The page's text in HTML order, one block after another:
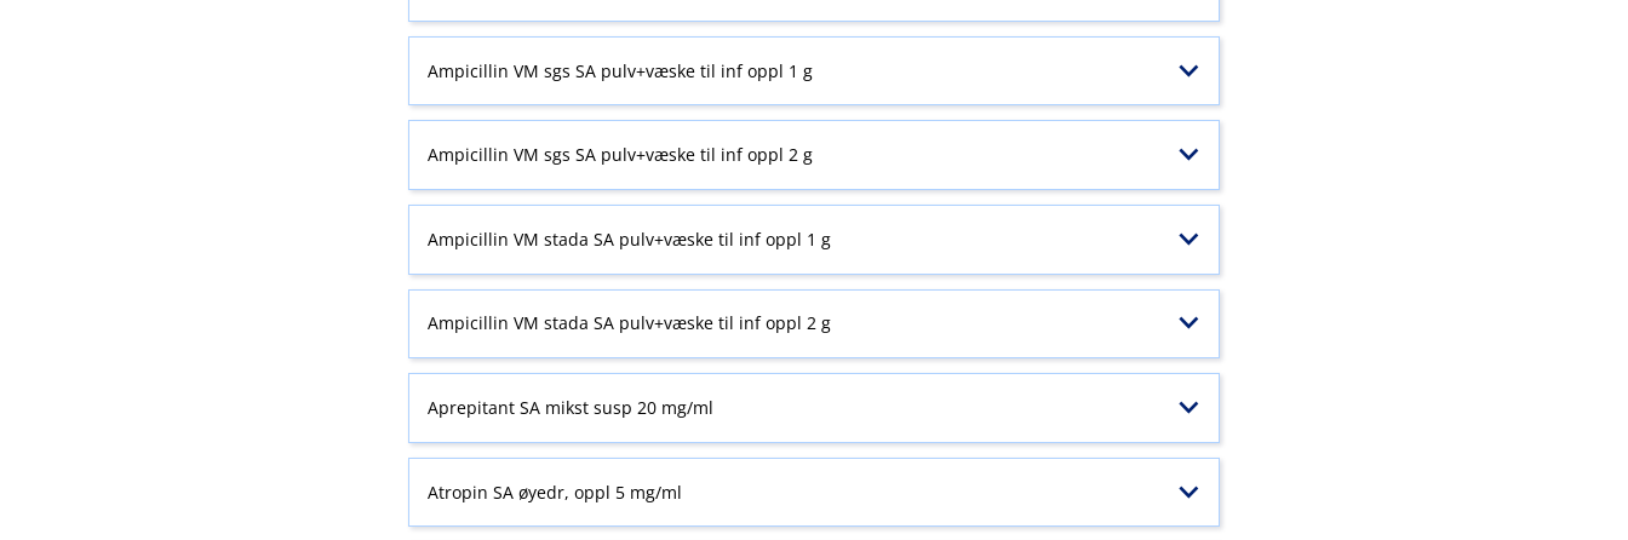
Ampicillin VM sgs SA pulv+væske til inf oppl 1 g
Ampicillin VM sgs SA pulv+væske til inf oppl 2 g
Ampicillin VM stada SA pulv+væske til inf oppl 1 g
Ampicillin VM stada SA pulv+væske til inf oppl 2 g
Aprepitant SA mikst susp 20 mg/ml
Atropin SA øyedr, oppl 5 mg/ml